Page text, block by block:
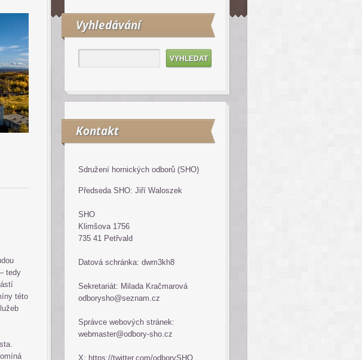
tedy
této
Vyhledávání
Kontakt
Sdružení hornických odborů (SHO)
Předseda SHO: Jiří Waloszek
SHO
Klimšova 1756
735 41 Petřvald
Datová schránka: dwm3kh8
Sekretariát: Milada Kračmarová
odborysho@seznam.cz
Správce webových stránek:
webmaster@odbory-sho.cz
X: https://twitter.com/odborySHO